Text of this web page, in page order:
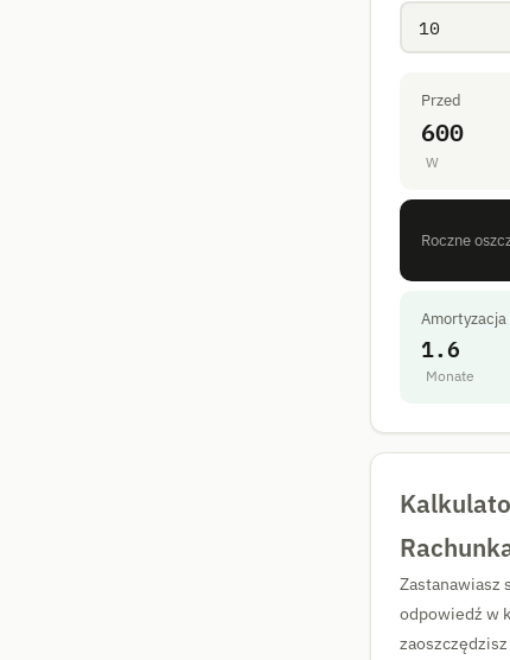
Przed
600
W
Roczne
Amortyzacja
1.6
Monate
Zastanawiasz
odpowiedź w